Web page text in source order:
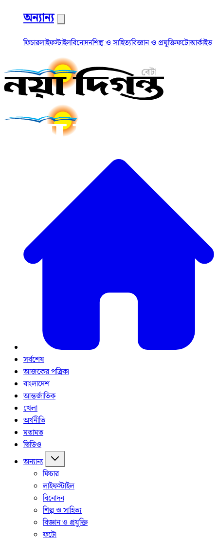
অন্যান্য
ফিচারলাইফস্টাইলবিনোদনশিল্প ও সাহিত্যবিজ্ঞান ও প্রযুক্তিফটোআর্কাইভ
সর্বশেষ
আজকের পত্রিকা
বাংলাদেশ
আন্তর্জাতিক
খেলা
অর্থনীতি
মতামত
ভিডিও
অন্যান্য
ফিচার
লাইফস্টাইল
বিনোদন
শিল্প ও সাহিত্য
বিজ্ঞান ও প্রযুক্তি
ফটো